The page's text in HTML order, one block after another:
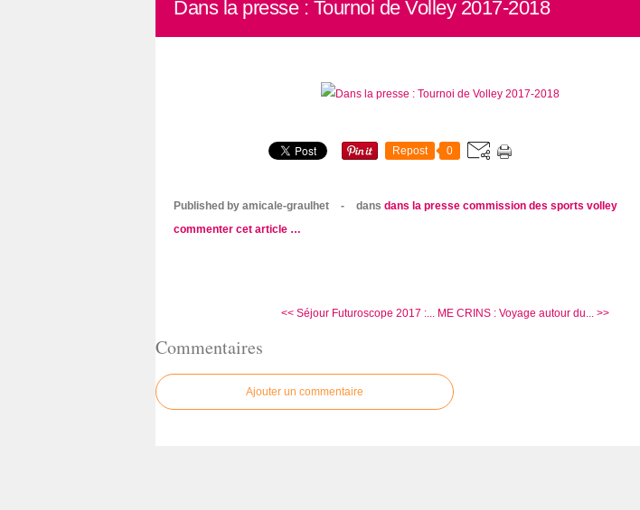
Dans la presse : Tournoi de Volley 2017-2018
Repost 0
Published by amicale-graulhet - dans dans la presse commission des sports volley
commenter cet article …
<< Séjour Futuroscope 2017 :... ME CRINS : Voyage autour du... >>
Commentaires
Ajouter un commentaire